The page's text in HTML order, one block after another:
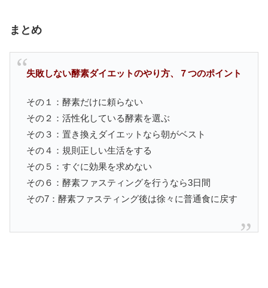
まとめ
失敗しない酵素ダイエットのやり方、７つのポイント
その１：酵素だけに頼らない
その２：活性化している酵素を選ぶ
その３：置き換えダイエットなら朝がベスト
その４：規則正しい生活をする
その５：すぐに効果を求めない
その６：酵素ファスティングを行うなら3日間
その7：酵素ファスティング後は徐々に普通食に戻す